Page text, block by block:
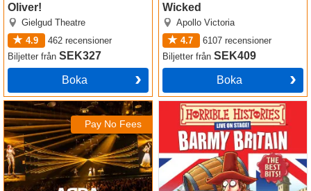
Oliver!
Gielgud Theatre
4.9
462 recensioner
Biljetter från SEK327
Boka
Wicked
Apollo Victoria
4.7
6107 recensioner
BiljetterfrånSEK409
Boka
Pay No Fees
ABBA Voyage
Horrible Histories: Barmy
Britain - The Best Bits